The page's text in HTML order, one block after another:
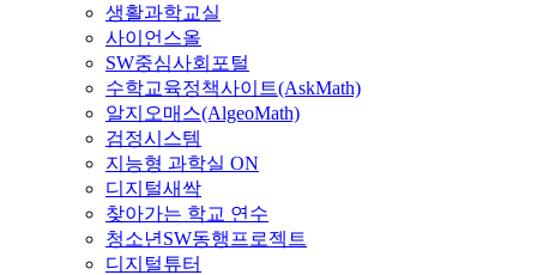
생활과학교실
사이언스올
SW중심사회포털
수학교육정책사이트(AskMath)
알지오매스(AlgeoMath)
검정시스템
지능형 과학실 ON
디지털새싹
찾아가는 학교 연수
청소년SW동행프로젝트
디지털튜터